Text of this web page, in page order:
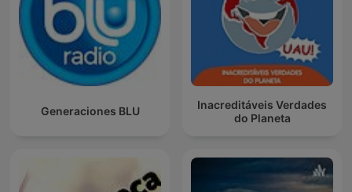
Generaciones BLU
Inacreditáveis Verdades
do Planeta